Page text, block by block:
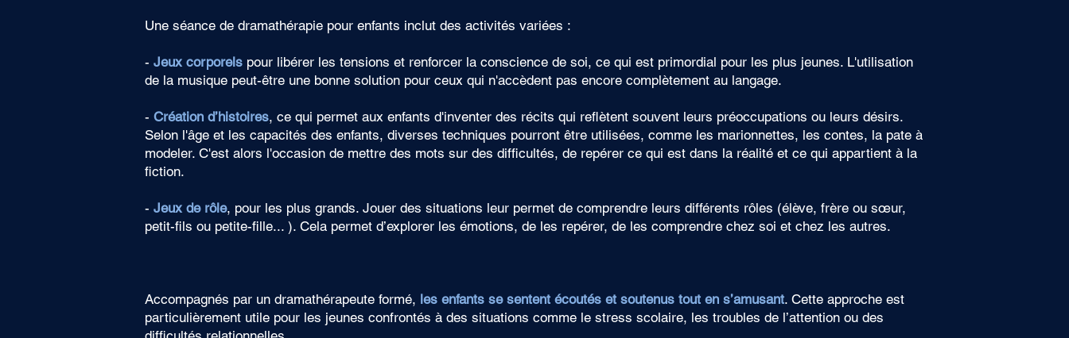
Une séance de dramathérapie pour enfants inclut des activités variées :
- Jeux corporels pour libérer les tensions et renforcer la conscience de soi, ce qui est primordial pour les plus jeunes. L'utilisation
de la musique peut-être une bonne solution pour ceux qui n'accèdent pas encore complètement au langage.
- Création d’histoires, ce qui permet aux enfants d'inventer des récits qui reflètent souvent leurs préoccupations ou leurs désirs.
Selon l'âge et les capacités des enfants, diverses techniques pourront être utilisées, comme les marionnettes, les contes, la pate à
modeler. C'est alors l'occasion de mettre des mots sur des difficultés, de repérer ce qui est dans la réalité et ce qui appartient à la
fiction.
- Jeux de rôle, pour les plus grands. Jouer des situations leur permet de comprendre leurs différents rôles (élève, frère ou sœur,
petit-fils ou petite-fille... ). Cela permet d’explorer les émotions, de les repérer, de les comprendre chez soi et chez les autres.
Accompagnés par un dramathérapeute formé, les enfants se sentent écoutés et soutenus tout en s’amusant. Cette approche est
particulièrement utile pour les jeunes confrontés à des situations comme le stress scolaire, les troubles de l’attention ou des